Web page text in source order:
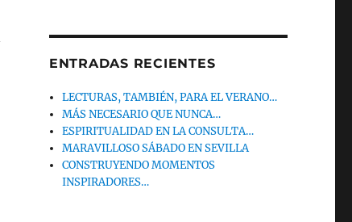
ENTRADAS RECIENTES
LECTURAS, TAMBIÉN, PARA EL VERANO…
MÁS NECESARIO QUE NUNCA…
ESPIRITUALIDAD EN LA CONSULTA…
MARAVILLOSO SÁBADO EN SEVILLA
CONSTRUYENDO MOMENTOS
INSPIRADORES…